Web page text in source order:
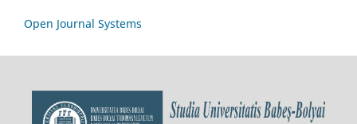
Open Journal Systems